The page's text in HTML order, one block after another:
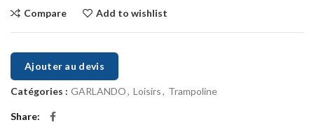
Compare Add to wishlist
Ajouter au devis
Catégories : GARLANDO, Loisirs, Trampoline
Share